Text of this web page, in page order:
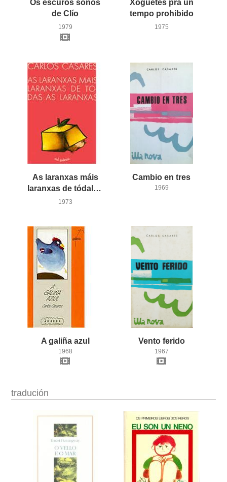
Os escuros soños
de Clío
1979
Xoguetes pra un
tempo prohibido
1975
As laranxas máis
laranxas de tódalas laranxas
1973
Cambio en tres
1969
A galiña azul
1968
Vento ferido
1967
tradución